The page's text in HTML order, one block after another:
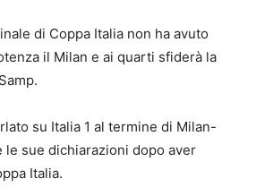
di Coppa Italia non ha avuto
il Milan e ai quarti sfiderà la
su Italia 1 al termine di Milan-
le sue dichiarazioni dopo aver
Italia.